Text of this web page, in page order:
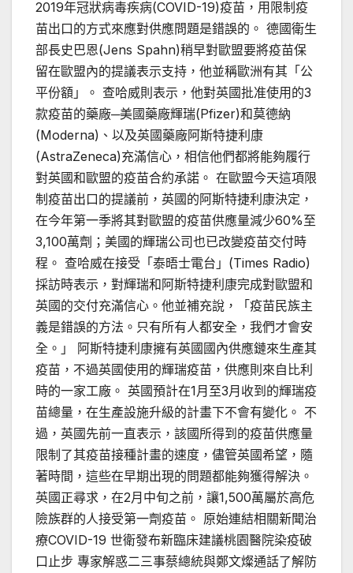
2019年冠狀病毒疾病(COVID-19)疫苗，用限制疫
苗出口的方式來應對供應問題是錯誤的。 德國衛生
部長史巴恩(Jens Spahn)稍早對歐盟要將疫苗保
留在歐盟內的提議表示支持，他並稱歐洲有其「公
平份額」。 查哈威則表示，他對英國批准使用的3
款疫苗的藥廠─美國藥廠輝瑞(Pfizer)和莫德納
(Moderna)、以及英國藥廠阿斯特捷利康
(AstraZeneca)充滿信心，相信他們都將能夠履行
對英國和歐盟的疫苗合約承諾。 在歐盟今天這項限
制疫苗出口的提議前，英國的阿斯特捷利康決定，
在今年第一季將其對歐盟的疫苗供應量減少60%至
3,100萬劑；美國的輝瑞公司也已改變疫苗交付時
程。 查哈威在接受「泰晤士電台」(Times Radio)
採訪時表示，對輝瑞和阿斯特捷利康完成對歐盟和
英國的交付充滿信心。他並補充說，「疫苗民族主
義是錯誤的方法。只有所有人都安全，我們才會安
全。」 阿斯特捷利康擁有英國國內供應鏈來生產其
疫苗，不過英國使用的輝瑞疫苗，供應則來自比利
時的一家工廠。 英國預計在1月至3月收到的輝瑞疫
苗總量，在生產設施升級的計畫下不會有變化。 不
過，英國先前一直表示，該國所得到的疫苗供應量
限制了其疫苗接種計畫的速度，儘管英國希望，隨
著時間，這些在早期出現的問題都能夠獲得解決。
英國正尋求，在2月中旬之前，讓1,500萬屬於高危
險族群的人接受第一劑疫苗。 原始連結相關新聞治
療COVID-19 世衛發布新臨床建議桃園醫院染疫破
口止步 專家解惑二三事蔡總統與鄭文燦通話了解防